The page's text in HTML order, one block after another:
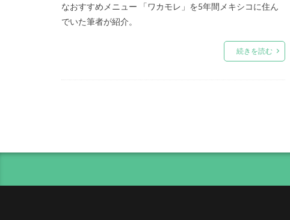
なおすすめメニュー 「ワカモレ」を5年間メキシコに住ん
でいた筆者が紹介。
続きを読む